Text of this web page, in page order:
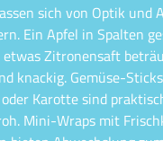
sich von Optik und
Ein Apfel in Spalten
Zitronensaft
knackig. Gemüse-
Karotte sind
Mini-Wraps mit